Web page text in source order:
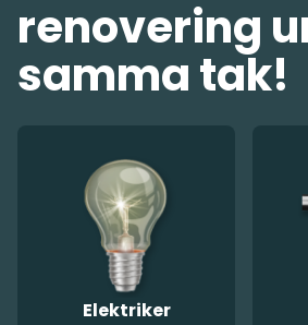
renovering
samma tak!
Elektriker